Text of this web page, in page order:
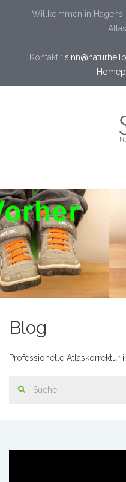
Willkommen in Hagens
Kontakt :
Blog
Professionelle Atlaskorrektur